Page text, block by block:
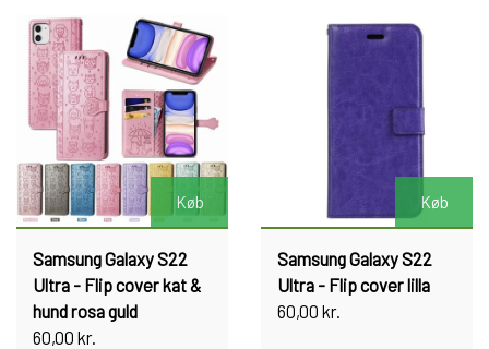
Køb
Samsung Galaxy S22
Ultra - Flip cover kat &
hund rosa guld
60,00 kr.
Køb
Samsung Galaxy S22
Ultra - Flip cover lilla
60,00 kr.